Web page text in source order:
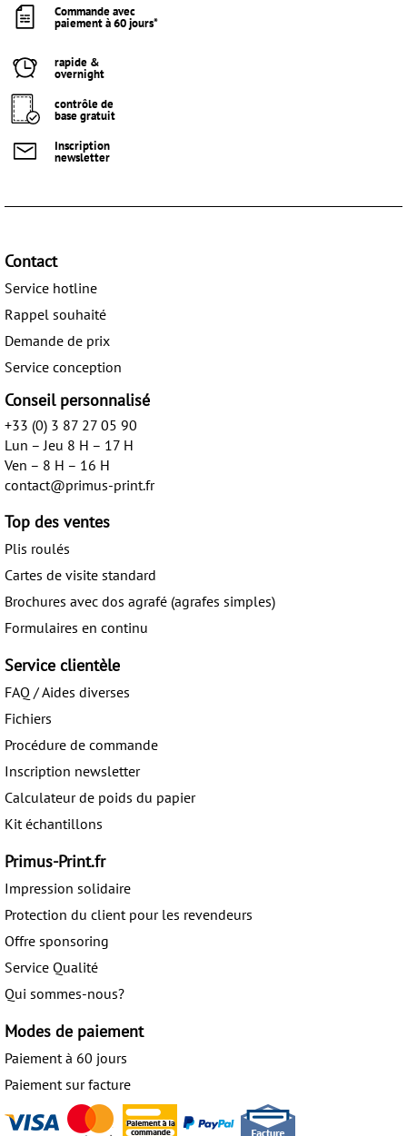
Commande avec
paiement à 60 jours*
rapide &
overnight
contrôle de
base gratuit
Inscription
newsletter
Contact
Service hotline
Rappel souhaité
Demande de prix
Service conception
Conseil personnalisé
+33 (0) 3 87 27 05 90
Lun – Jeu 8 H – 17 H
Ven – 8 H – 16 H
contact@primus-print.fr
Top des ventes
Plis roulés
Cartes de visite standard
Brochures avec dos agrafé (agrafes simples)
Formulaires en continu
Service clientèle
FAQ / Aides diverses
Fichiers
Procédure de commande
Inscription newsletter
Calculateur de poids du papier
Kit échantillons
Primus-Print.fr
Impression solidaire
Protection du client pour les revendeurs
Offre sponsoring
Service Qualité
Qui sommes-nous?
Modes de paiement
Paiement à 60 jours
Paiement sur facture